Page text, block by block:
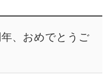
、おめでとうご